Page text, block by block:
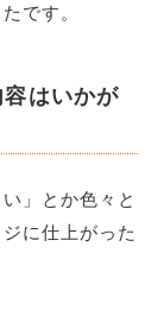
です。
はいかが
」とか色々と
に仕上がった